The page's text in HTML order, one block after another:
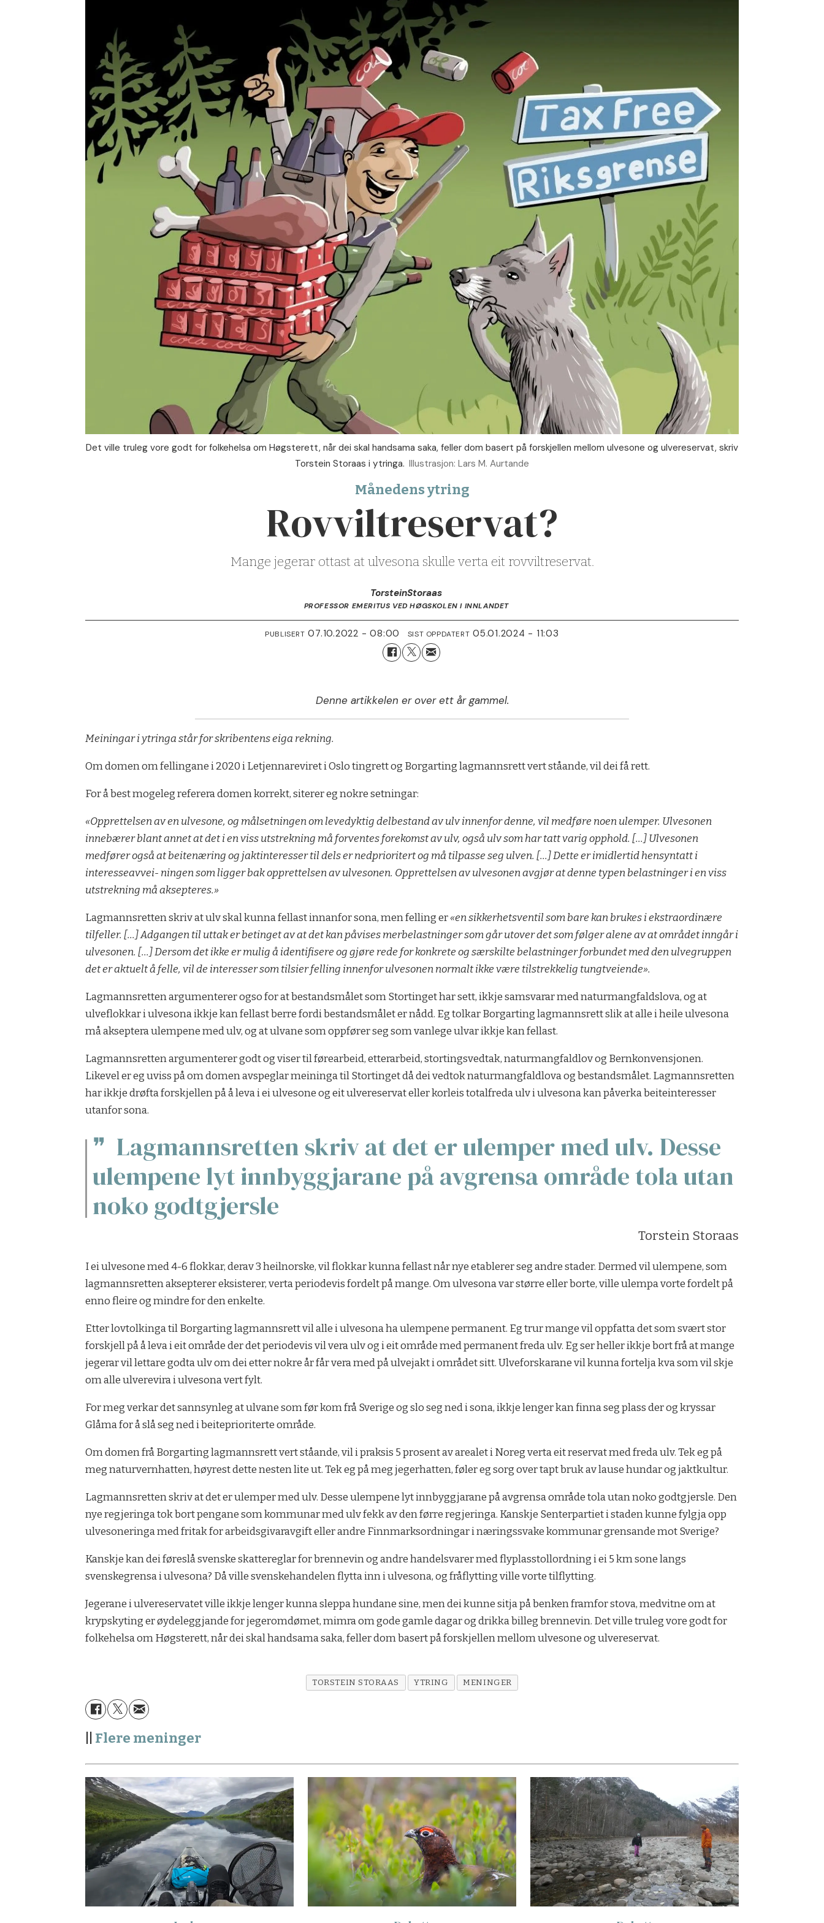
Det ville truleg vore godt for folkehelsa om Høgsterett, når dei skal handsama saka, feller dom basert på forskjellen mellom ulvesone og ulvereservat, skriv
Torstein Storaas i ytringa. Illustrasjon: Lars M. Aurtande
Månedens ytring
Rovviltreservat?
Mange jegerar ottast at ulvesona skulle verta eit rovviltreservat.
TorsteinStoraas
PROFESSOR EMERITUS VED HØGSKOLEN I INNLANDET
PUBLISERT 07.10.2022 - 08:00 SIST OPPDATERT 05.01.2024 - 11:03
Denne artikkelen er over ett år gammel.
Meiningar i ytringa står for skribentens eiga rekning.
Om domen om fellingane i 2020 i Letjennareviret i Oslo tingrett og Borgarting lagmannsrett vert ståande, vil dei få rett.
For å best mogeleg referera domen korrekt, siterer eg nokre setningar:
«Opprettelsen av en ulvesone, og målsetningen om levedyktig delbestand av ulv innenfor denne, vil medføre noen ulemper. Ulvesonen
innebærer blant annet at det i en viss utstrekning må forventes forekomst av ulv, også ulv som har tatt varig opphold. […] Ulvesonen
medfører også at beitenæring og jaktinteresser til dels er nedprioritert og må tilpasse seg ulven. […] Dette er imidlertid hensyntatt i
interesseavvei- ningen som ligger bak opprettelsen av ulvesonen. Opprettelsen av ulvesonen avgjør at denne typen belastninger i en viss
utstrekning må aksepteres.»
Lagmannsretten skriv at ulv skal kunna fellast innanfor sona, men felling er«en sikkerhetsventil som bare kan brukes i ekstraordinære
tilfeller. […] Adgangen til uttak er betinget av at det kan påvises merbelastninger som går utover det som følger alene av at området inngår i
ulvesonen. […] Dersom det ikke er mulig å identifisere og gjøre rede for konkrete og særskilte belastninger forbundet med den ulvegruppen
det er aktuelt å felle, vil de interesser som tilsier felling innenfor ulvesonen normalt ikke være tilstrekkelig tungtveiende».
Lagmannsretten argumenterer ogso for at bestandsmålet som Stortinget har sett, ikkje samsvarar med naturmangfaldslova, og at
ulveflokkar i ulvesona ikkje kan fellast berre fordi bestandsmålet er nådd. Eg tolkar Borgarting lagmannsrett slik at alle i heile ulvesona
må akseptera ulempene med ulv, og at ulvane som oppfører seg som vanlege ulvar ikkje kan fellast.
Lagmannsretten argumenterer godt og viser til førearbeid, etterarbeid, stortingsvedtak, naturmangfaldlov og Bernkonvensjonen.
Likevel er eg uviss på om domen avspeglar meininga til Stortinget då dei vedtok naturmangfaldlova og bestandsmålet. Lagmannsretten
har ikkje drøfta forskjellen på å leva i ei ulvesone og eit ulvereservat eller korleis totalfreda ulv i ulvesona kan påverka beiteinteresser
utanfor sona.
Lagmannsretten skriv at det er ulemper med ulv. Desse
ulempene lyt innbyggjarane på avgrensa område tola utan
noko godtgjersle
Torstein Storaas
I ei ulvesone med 4-6 flokkar, derav 3 heilnorske, vil flokkar kunna fellast når nye etablerer seg andre stader. Dermed vil ulempene, som
lagmannsretten aksepterer eksisterer, verta periodevis fordelt på mange. Om ulvesona var større eller borte, ville ulempa vorte fordelt på
enno fleire og mindre for den enkelte.
Etter lovtolkinga til Borgarting lagmannsrett vil alle i ulvesona ha ulempene permanent. Eg trur mange vil oppfatta det som svært stor
forskjell på å leva i eit område der det periodevis vil vera ulv og i eit område med permanent freda ulv. Eg ser heller ikkje bort frå at mange
jegerar vil lettare godta ulv om dei etter nokre år får vera med på ulvejakt i området sitt. Ulveforskarane vil kunna fortelja kva som vil skje
om alle ulverevira i ulvesona vert fylt.
For meg verkar det sannsynleg at ulvane som før kom frå Sverige og slo seg ned i sona, ikkje lenger kan finna seg plass der og kryssar
Glåma for å slå seg ned i beiteprioriterte område.
Om domen frå Borgarting lagmannsrett vert ståande, vil i praksis 5 prosent av arealet i Noreg verta eit reservat med freda ulv. Tek eg på
meg naturvernhatten, høyrest dette nesten lite ut. Tek eg på meg jegerhatten, føler eg sorg over tapt bruk av lause hundar og jaktkultur.
Lagmannsretten skriv at det er ulemper med ulv. Desse ulempene lyt innbyggjarane på avgrensa område tola utan noko godtgjersle. Den
nye regjeringa tok bort pengane som kommunar med ulv fekk av den førre regjeringa. Kanskje Senterpartiet i staden kunne fylgja opp
ulvesoneringa med fritak for arbeidsgivaravgift eller andre Finnmarksordningar i næringssvake kommunar grensande mot Sverige?
Kanskje kan dei føreslå svenske skattereglar for brennevin og andre handelsvarer med flyplasstollordning i ei 5 km sone langs
svenskegrensa i ulvesona? Då ville svenskehandelen flytta inn i ulvesona, og fråflytting ville vorte tilflytting.
Jegerane i ulvereservatet ville ikkje lenger kunna sleppa hundane sine, men dei kunne sitja på benken framfor stova, medvitne om at
krypskyting er øydeleggjande for jegeromdømet, mimra om gode gamle dagar og drikka billeg brennevin. Det ville truleg vore godt for
folkehelsa om Høgsterett, når dei skal handsama saka, feller dom basert på forskjellen mellom ulvesone og ulvereservat.
TORSTEIN STORAAS YTRING MENINGER
Flere meninger